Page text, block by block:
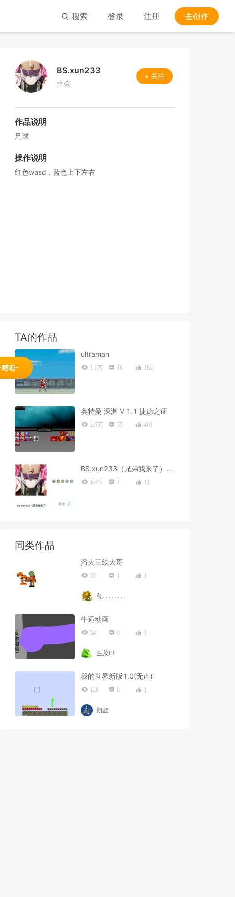
搜索 登录 注册 去创作
BS.xun233
幸会
+ 关注
作品说明
足球
操作说明
红色wasd，蓝色上下左右
TA的作品
ultraman
1.1万 18 182
奥特曼 深渊 V 1.1 捷德之证
2.6万 55 461
BS.xun233（兄弟我来了）重新认识一下
1245 7 11
同类作品
浴火三线大哥
50 1 1
额...............
牛逼动画
54 0 1
生菜𞤏t
我的世界新版1.0(无声)
128 0 1
凯旋